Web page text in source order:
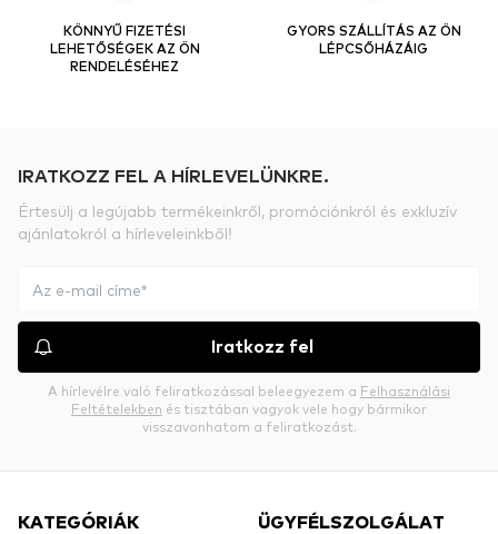
KÖNNYŰ FIZETÉSI
LEHETŐSÉGEK AZ ÖN
RENDELÉSÉHEZ
GYORS SZÁLLÍTÁS AZ ÖN
LÉPCSŐHÁZÁIG
IRATKOZZ FEL A HÍRLEVELÜNKRE.
Értesülj a legújabb termékeinkről, promóciónkról és exkluzív
ajánlatokról a hírleveleinkből!
Iratkozz fel
A hírlevélre való feliratkozással beleegyezem a Felhasználási
Feltételekben és tisztában vagyok vele hogy bármikor
visszavonhatom a feliratkozást.
KATEGÓRIÁK ÜGYFÉLSZOLGÁLAT